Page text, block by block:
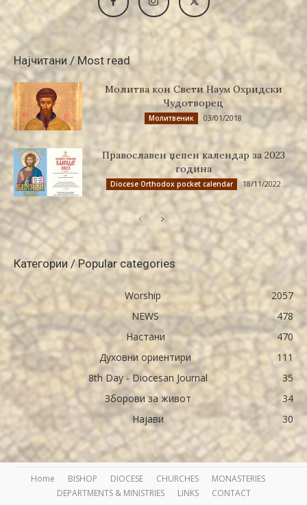
Најчитани / Most read
Молитва кон Свети Наум Охридски
Чудотворец
Молитвеник 03/01/2018
Православен џепен календар за 2023
година
Diocese Orthodox pocket calendar 18/11/2022
Категории / Popular categories
Worship
2057
NEWS
478
Настани
470
Духовни ориентири
111
8th Day - Diocesan Journal
35
Зборови за живот
34
Најави
30
Home BISHOP DIOCESE CHURCHES
MONASTERIES
DEPARTMENTS & MINISTRIES
LINKS CONTACT